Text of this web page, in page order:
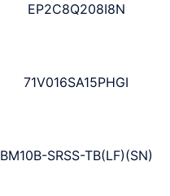
EP2C8Q208I8N
71V016SA15PHGI
BM10B-SRSS-TB(LF)(SN)